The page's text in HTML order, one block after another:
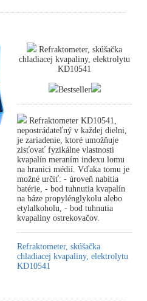
Refraktometer, skúšačka
chladiacej kvapaliny, elektrolytu
KD10541
Bestseller
Refraktometer KD10541,
nepostrádateľný v každej dielni,
je zariadenie, ktoré umožňuje
zisťovať fyzikálne vlastnosti
kvapalín meraním indexu lomu
na hranici médií. Vďaka tomu je
možné určiť: - úroveň nabitia
batérie, - bod tuhnutia kvapalín
na báze propylénglykolu alebo
etylalkoholu, - bod tuhnutia
kvapaliny ostrekovačov.
Refraktometer, skúšačka
chladiacej kvapaliny, elektrolytu
KD10541